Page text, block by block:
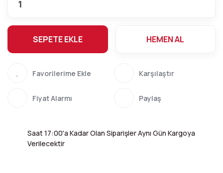
SEPETE EKLE HEMEN AL
Karşılaştır
Fiyat Alarmı Paylaş
Saat 17:00'a Kadar Olan Siparişler Aynı Gün Kargoya
Verilecektir